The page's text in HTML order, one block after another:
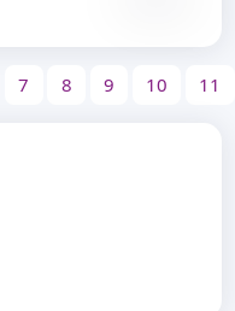
7 8 9 10 11